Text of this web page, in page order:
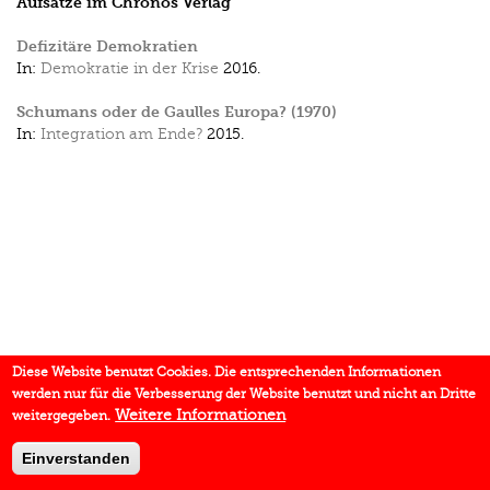
Defizitäre Demokratien
In: Demokratie in der Krise 2016.
Schumans oder de Gaulles Europa? (1970)
In: Integration am Ende? 2015.
Diese Website benutzt Cookies. Die entsprechenden Informationen
werden nur für die Verbesserung der Website benutzt und nicht an Dritte
weitergegeben. Weitere Informationen
Einverstanden